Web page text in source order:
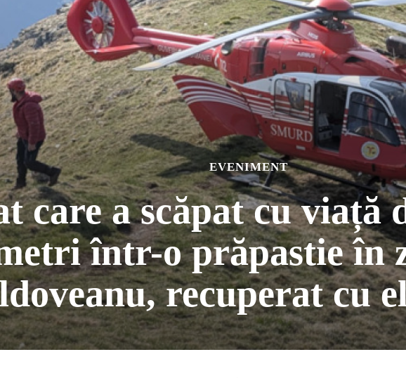
EVENIMENT
care a scăpat cu viață
într-o prăpastie în
recuperat cu